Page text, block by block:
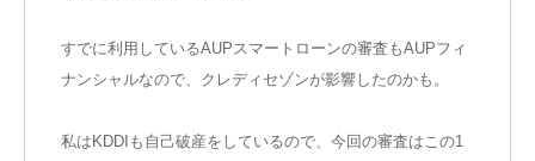
すでに利用しているAUPスマートローンの審査もAUPフィ
ナンシャルなので、クレディセゾンが影響したのかも。
私はKDDIも自己破産をしているので、今回の審査はこの1